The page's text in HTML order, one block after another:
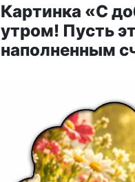
Картинка «С
утром! Пусть
наполненным